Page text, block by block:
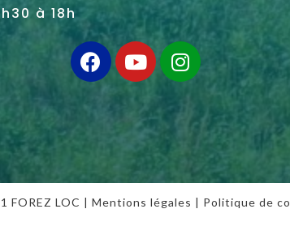
à 18h
FOREZ LOC | Mentions légales | Politique de